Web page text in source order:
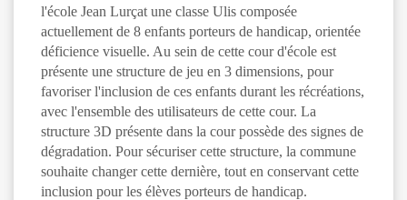
l'école Jean Lurçat une classe Ulis composée
actuellement de 8 enfants porteurs de handicap, orientée
déficience visuelle. Au sein de cette cour d'école est
présente une structure de jeu en 3 dimensions, pour
favoriser l'inclusion de ces enfants durant les récréations,
avec l'ensemble des utilisateurs de cette cour. La
structure 3D présente dans la cour possède des signes de
dégradation. Pour sécuriser cette structure, la commune
souhaite changer cette dernière, tout en conservant cette
inclusion pour les élèves porteurs de handicap.